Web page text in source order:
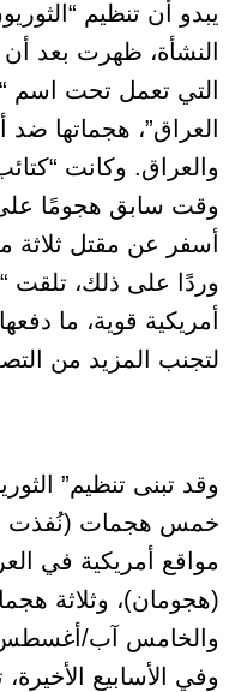
يبدو أن تنظيم
النشأة، ظهرت بعد
التي تعمل تحت اسم
العراق”، هجماتها
والعراق. وكانت
أسفر عن مقتل ثلاثة
وردًا على ذلك، تلقت
أمريكية قوية، ما
لتجنب المزيد من
وقد تبنى تنظيم”
والخامس آب/
وفي الأسابيع